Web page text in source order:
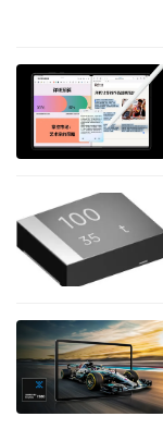
而能够在几分钟
此之前的正常情
个小时。
到企业系统。
台(本地、网络和
2003和IA-64
Protector 5.1增加
括IBM AIX和HP-
Windows